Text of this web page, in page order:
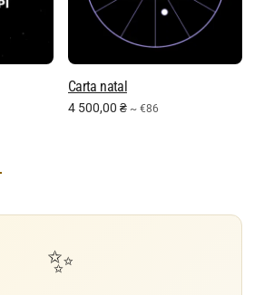
Carta natal
4 500,00 ₴ ~ €86
✨